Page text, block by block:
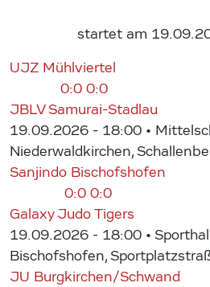
startet am
UJZ Mühlviertel
0:0 0:0
JBLV Samurai-Stadlau
19.09.2026 - 18:00 •
Niederwaldkirchen,
Sanjindo Bischofshofen
0:0 0:0
Galaxy Judo Tigers
19.09.2026 - 18:00 •
Bischofshofen,
JU Burgkirchen/Schwand